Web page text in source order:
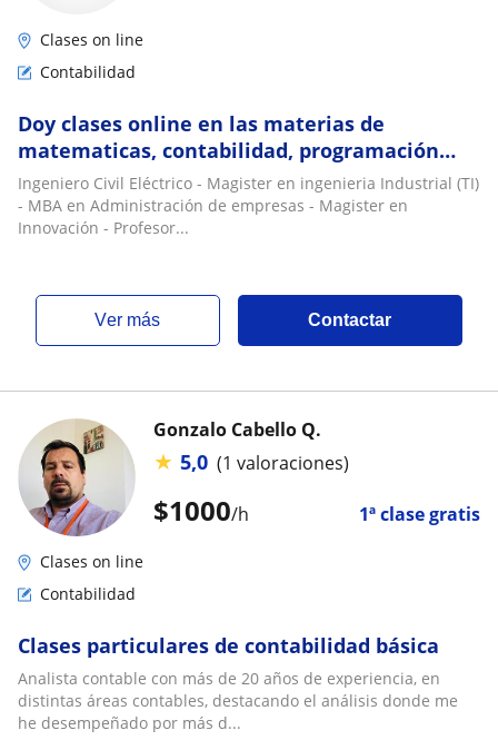
Clases on line
Contabilidad
Doy clases online en las materias de
matematicas, contabilidad, programación
scratch, emprendimiento e innovación
Ingeniero Civil Eléctrico - Magister en ingenieria Industrial (TI)
- MBA en Administración de empresas - Magister en
Innovación - Profesor...
ver más Contactar
$1000/h 1ª clase gratis
Gonzalo Cabello Q.
★ 5,0 (1 valoraciones)
Clases on line
Contabilidad
Clases particulares de contabilidad básica
Analista contable con más de 20 años de experiencia, en
distintas áreas contables, destacando el análisis donde me
he desempeñado por más d...